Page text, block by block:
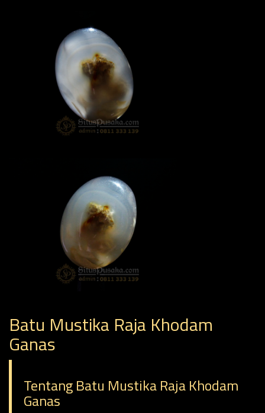
Batu Mustika Raja Khodam
Ganas
Tentang Batu Mustika Raja Khodam
Ganas